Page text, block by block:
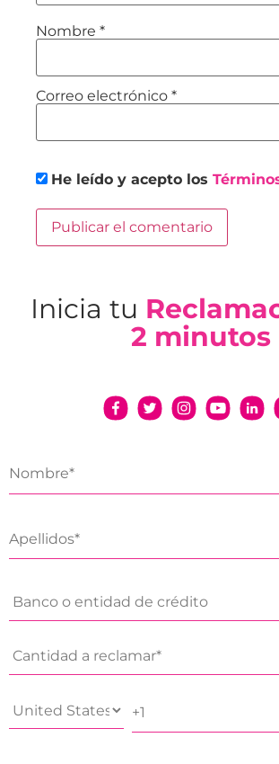
Nombre *
Correo electrónico *
He leído y acepto los
Inicia tu
2 minutos